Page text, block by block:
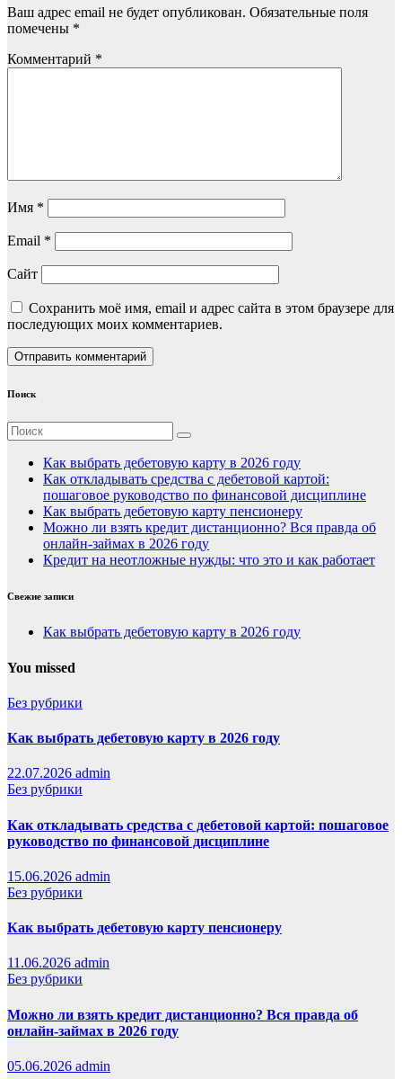
Ваш адрес email не будет опубликован. Обязательные поля
помечены *
Комментарий *
Имя *
Email *
Сайт
Сохранить моё имя, email и адрес сайта в этом браузере для
последующих моих комментариев.
Поиск
Как выбрать дебетовую карту в 2026 году
Как откладывать средства с дебетовой картой:
пошаговое руководство по финансовой дисциплине
Как выбрать дебетовую карту пенсионеру
Можно ли взять кредит дистанционно? Вся правда об
онлайн-займах в 2026 году
Кредит на неотложные нужды: что это и как работает
Свежие записи
Как выбрать дебетовую карту в 2026 году
You missed
Без рубрики
Как выбрать дебетовую карту в 2026 году
22.07.2026 admin
Без рубрики
Как откладывать средства с дебетовой картой: пошаговое
руководство по финансовой дисциплине
15.06.2026 admin
Без рубрики
Как выбрать дебетовую карту пенсионеру
11.06.2026 admin
Без рубрики
Можно ли взять кредит дистанционно? Вся правда об
онлайн-займах в 2026 году
05.06.2026 admin